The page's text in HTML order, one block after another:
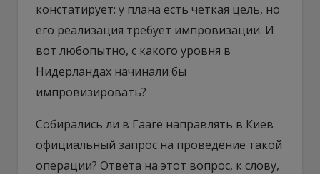
констатирует: у плана есть четкая цель, но
его реализация требует импровизации. И
вот любопытно, с какого уровня в
Нидерландах начинали бы
импровизировать?
Собирались ли в Гааге направлять в Киев
официальный запрос на проведение такой
операции? Ответа на этот вопрос, к слову,